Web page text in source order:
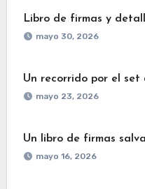
Libro de firmas y
mayo 30, 2026
Un recorrido por el set
mayo 23, 2026
Un libro de firmas
mayo 16, 2026